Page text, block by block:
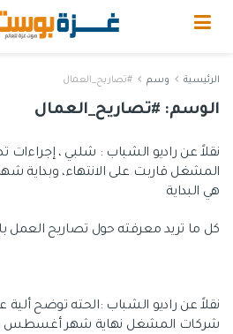
الرئيسية وسم #تصاريح_العمال
الوسم: #تصاريح_العمال
نقلاً عن راديو الشباب : شلبي ، إجراءات
المشغل قاربت على الانتهاء، وبداية
هي البداية
كل ما تريد معرفته حول تصاريح العمل
نقلاً عن راديو الشباب :الحته توضح ألية
شركات المشغل نهاية شهر أغسطس